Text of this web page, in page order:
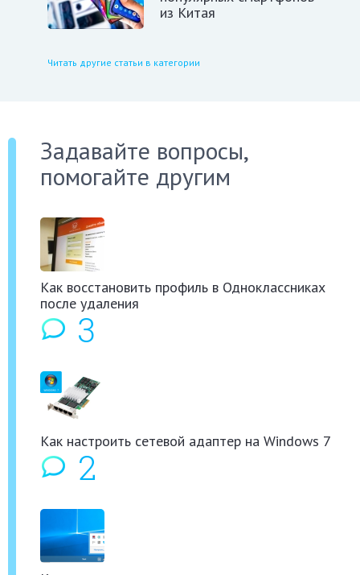
из Китая
Читать другие статьи в категории
Задавайте вопросы,
помогайте другим
Как восстановить профиль в Одноклассниках
после удаления
3
Как настроить сетевой адаптер на Windows 7
2